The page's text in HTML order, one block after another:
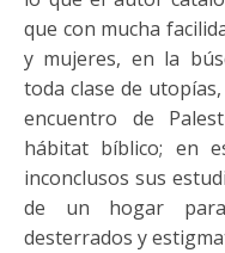
que con mucha
y mujeres, en la
toda clase de
encuentro de
hábitat bíblico; en
inconclusos sus
de un hogar para
desterrados y